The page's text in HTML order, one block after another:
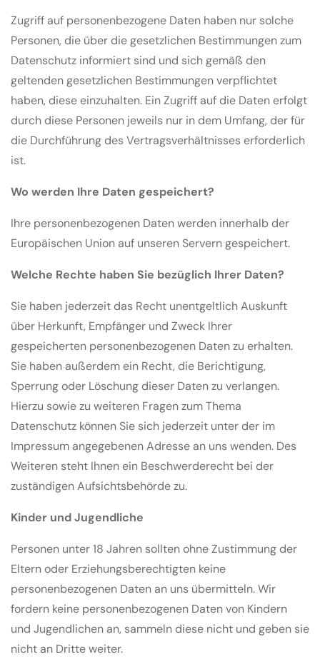
Zugriff auf personenbezogene Daten haben nur solche
Personen, die über die gesetzlichen Bestimmungen zum
Datenschutz informiert sind und sich gemäß den
geltenden gesetzlichen Bestimmungen verpflichtet
haben, diese einzuhalten. Ein Zugriff auf die Daten erfolgt
durch diese Personen jeweils nur in dem Umfang, der für
die Durchführung des Vertragsverhältnisses erforderlich
ist.
Wo werden Ihre Daten gespeichert?
Ihre personenbezogenen Daten werden innerhalb der
Europäischen Union auf unseren Servern gespeichert.
Welche Rechte haben Sie bezüglich Ihrer Daten?
Sie haben jederzeit das Recht unentgeltlich Auskunft
über Herkunft, Empfänger und Zweck Ihrer
gespeicherten personenbezogenen Daten zu erhalten.
Sie haben außerdem ein Recht, die Berichtigung,
Sperrung oder Löschung dieser Daten zu verlangen.
Hierzu sowie zu weiteren Fragen zum Thema
Datenschutz können Sie sich jederzeit unter der im
Impressum angegebenen Adresse an uns wenden. Des
Weiteren steht Ihnen ein Beschwerderecht bei der
zuständigen Aufsichtsbehörde zu.
Kinder und Jugendliche
Personen unter 18 Jahren sollten ohne Zustimmung der
Eltern oder Erziehungsberechtigten keine
personenbezogenen Daten an uns übermitteln. Wir
fordern keine personenbezogenen Daten von Kindern
und Jugendlichen an, sammeln diese nicht und geben sie
nicht an Dritte weiter.